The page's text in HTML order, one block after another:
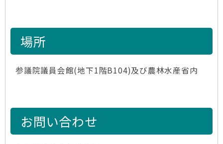
場所
参議院議員会館(地下1階B104)及び農林水産省内
お問い合わせ